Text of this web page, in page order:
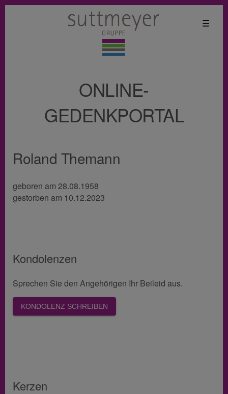
☰
ONLINE-
GEDENKPORTAL
Roland Themann
geboren am 28.08.1958
gestorben am 10.12.2023
Kondolenzen
Sprechen Sie den Angehörigen Ihr Beileid aus.
KONDOLENZ SCHREIBEN
Kerzen